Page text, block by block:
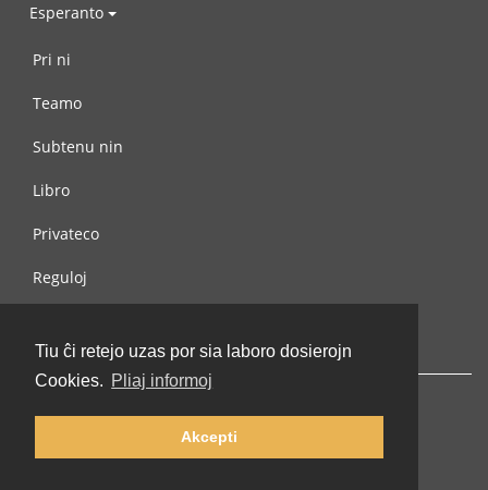
Tiu ĉi retejo uzas por sia laboro dosierojn
Cookies. Pliaj informoj
Akcepti
Esperanto
Pri ni
Teamo
Subtenu nin
Libro
Privateco
Reguloj
© 2002-2026 lernu.net |Impressum